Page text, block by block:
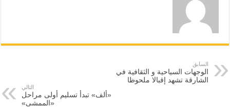
السابق
الوجهات السياحية و الثقافية في
الشارقة تشهد إقبالا ملحوظا
التالي
«ألف» تبدأ تسليم أولى مراحل
«الممشى»